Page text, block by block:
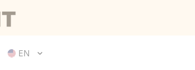
EN